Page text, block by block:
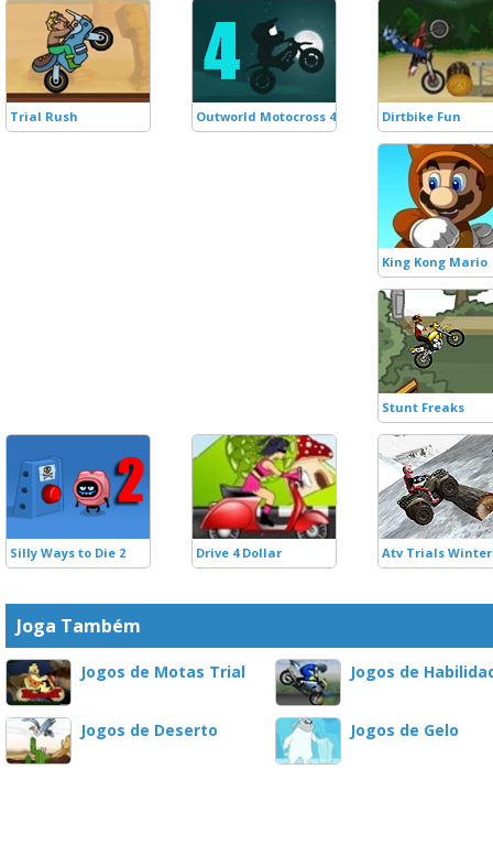
Trial Rush Outworld Motocross 4 Dirtbike Fun
King Kong Mario
Stunt Freaks
Silly Ways to Die 2 Drive 4 Dollar Atv Trials Winter
Joga Também
Jogos de Motas Trial Jogos de
Jogos de Deserto Jogos de Gelo